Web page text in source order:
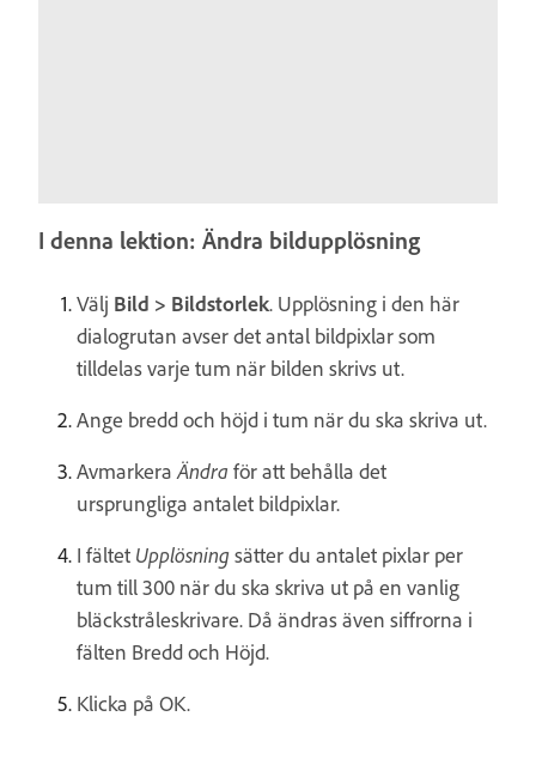
I denna lektion: Ändra bildupplösning
Välj Bild > Bildstorlek. Upplösning i den här
dialogrutan avser det antal bildpixlar som
tilldelas varje tum när bilden skrivs ut.
Ange bredd och höjd i tum när du ska skriva ut.
AvmarkeraÄndra för att behålla det
ursprungliga antalet bildpixlar.
I fältet Upplösningsätter du antalet pixlar per
tum till 300 när du ska skriva ut på en vanlig
bläckstråleskrivare. Då ändras även siffrorna i
fälten Bredd och Höjd.
Klicka på OK.